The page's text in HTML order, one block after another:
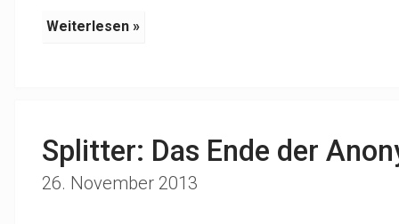
Weiterlesen »
Splitter: Das Ende der
26. November 2013